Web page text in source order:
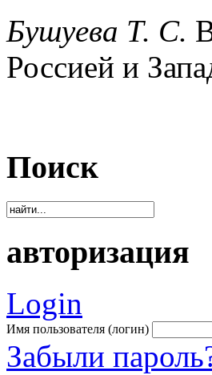
Бушуева Т. С.
Россией и
Поиск
авторизация
Login
Имя пользователя (логин)
Забыли